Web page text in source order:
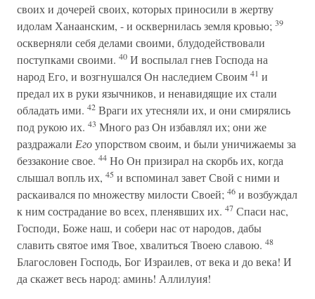
своих и дочерей своих, которых приносили в жертву
идолам Ханаанским, - и осквернилась земля кровью; 39
оскверняли себя делами своими, блудодействовали
поступками своими. 40 И воспылал гнев Господа на
народ Его, и возгнушался Он наследием Своим 41 и
предал их в руки язычников, и ненавидящие их стали
обладать ими. 42 Враги их утесняли их, и они смирялись
под рукою их. 43 Много раз Он избавлял их; они же
раздражали Егоупорством своим, и были уничижаемы за
беззаконие свое. 44 Но Он призирал на скорбь их, когда
слышал вопль их, 45 и вспоминал завет Свой с ними и
раскаивался по множеству милости Своей; 46 и возбуждал
к ним сострадание во всех, пленявших их. 47 Спаси нас,
Господи, Боже наш, и собери нас от народов, дабы
славить святое имя Твое, хвалиться Твоею славою. 48
Благословен Господь, Бог Израилев, от века и до века! И
да скажет весь народ: аминь! Аллилуия!